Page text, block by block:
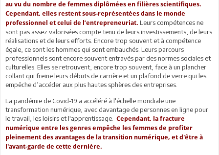
au vu du nombre de femmes diplômées en filières scientifiques.
Cependant, elles restent sous-représentées dans le monde
professionnel et celui de l’entrepreneuriat. Leurs compétences ne
sont pas assez valorisées compte tenu de leurs investissements, de leurs
réalisations et de leurs efforts. Encore trop souvent et à compétence
égale, ce sont les hommes qui sont embauchés. Leurs parcours
professionnels sont encore souvent entravés par des normes sociales et
culturelles. Elles se retrouvent, encore trop souvent, face à un plancher
collant qui freine leurs débuts de carrière et un plafond de verre qui les
empêche d’accéder aux plus hautes sphères des entreprises.
La pandémie de Covid-19 a accéléré à l'échelle mondiale une
transformation numérique, avec davantage de personnes en ligne pour
le travail, les loisirs et l'apprentissage. Cependant, la fracture
numérique entre les genres empêche les femmes de profiter
pleinement des avantages de la transition numérique, et d'être à
l'avant-garde de cette dernière.